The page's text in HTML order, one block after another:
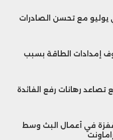
يوليو مع تحسن الصادرات
إمدادات الطاقة بسبب
تصاعد رهانات رفع الفائدة
قفزة في أعمال البث وسط